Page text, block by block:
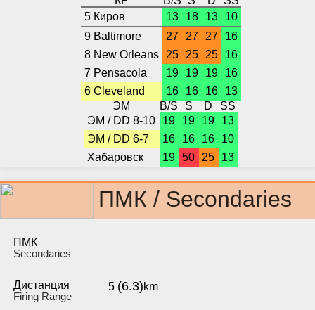
5 Киров
13 18 13
10
9 Baltimore
27 27 27
16
8 New Orleans 25 25 25
16
7 Pensacola
19 19 19
16
6 Cleveland
16 16 16
13
ЭМ
B/S S D
SS
ЭМ / DD 8-10
19 19 19
13
ЭМ / DD 6-7
16 16 16
10
Хабаровск
19 50 25 13
ПМК / Secondaries
ПМК
Secondaries
Дистанция
Firing Range
5 (6.3)km